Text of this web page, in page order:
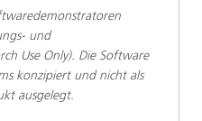
und
Use Only). Die Software
konzipiert und nicht als
ausgelegt.